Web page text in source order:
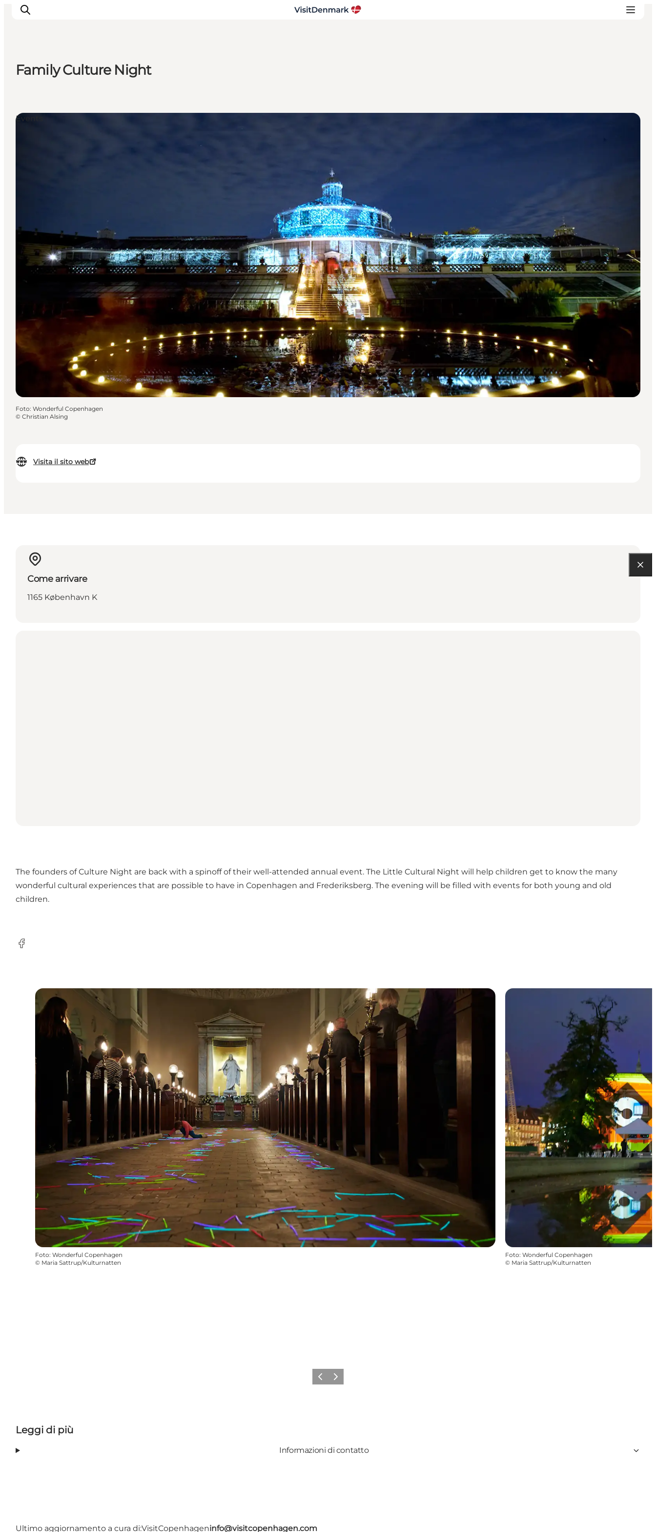
Cosa fare
Dove dormire
Family Culture Night
Visita il sito web
Events
Foto: Wonderful Copenhagen
© Christian Alsing
Come arrivare
1165 København K
The founders ofCulture Night are back with a spinoff of their well-attended annual event. The Little Cultural Night will help children get to know the many
wonderful cultural experiences that are possible to have in Copenhagen and Frederiksberg. The evening will be filled with events for both young and old
children.
Facebook
Foto: Wonderful Copenhagen
© Maria Sattrup/Kulturnatten
Foto: Wonderful Copenhagen
© Maria Sattrup/Kulturnatten
Precedente
Avanti
Leggi di più
Informazioni di contatto
Ultimo aggiornamento a cura di:VisitCopenhageninfo@visitcopenhagen.com